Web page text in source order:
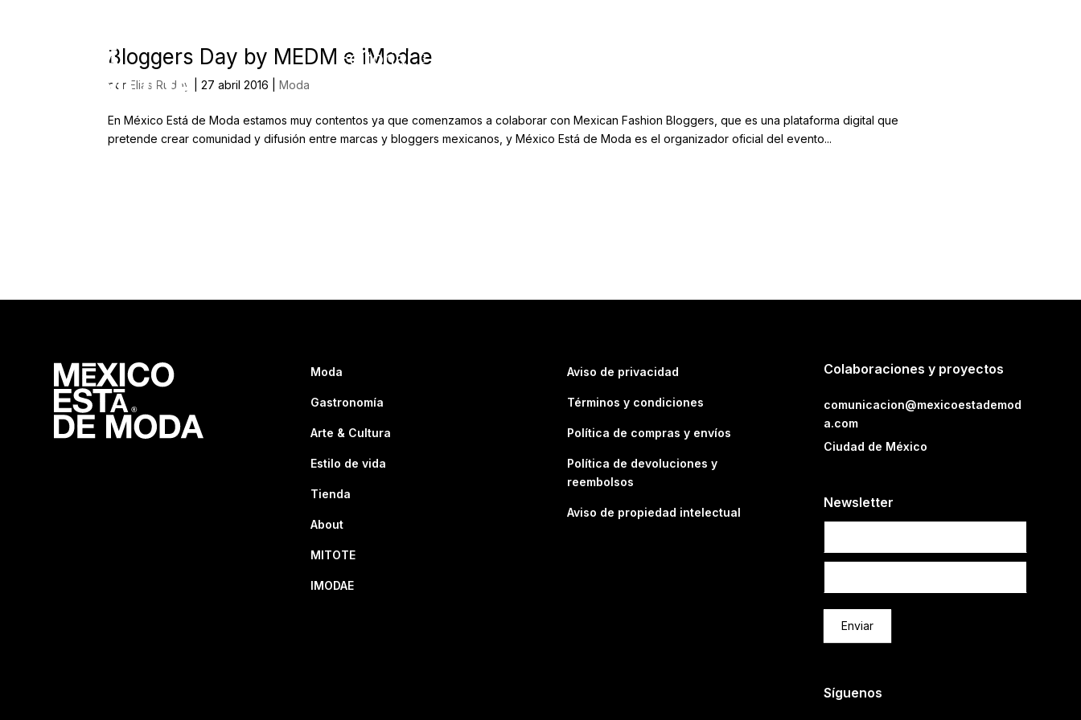
Editorial
Bloggers Day by MEDM e iModae
por Elias Rudoy |27 abril 2016 |Moda
En México Está de Moda estamos muy contentos ya que comenzamos a colaborar con Mexican Fashion Bloggers, que es una plataforma digital que
pretende crear comunidad y difusión entre marcas y bloggers mexicanos, y México Está de Moda es el organizador oficial del evento...
Moda
Gastronomía
Arte & Cultura
Estilo de vida
Tienda
About
MITOTE
IMODAE
Aviso de privacidad
Términos y condiciones
Política de compras y envíos
Política de devoluciones y
reembolsos
Aviso de propiedad intelectual
Colaboraciones y proyectos
comunicacion@mexicoestademod
a.com
Ciudad de México
Newsletter
Enviar
Síguenos